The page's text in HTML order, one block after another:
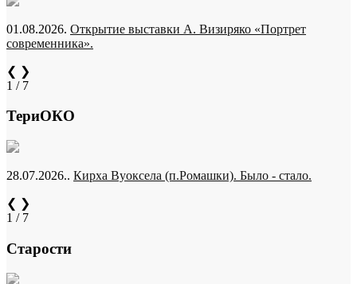
01.08.2026. Открытие выставки А. Визиряко «Портрет
современника».
❮ ❯
1 / 7
ТериОКО
28.07.2026.. Кирха Вуоксела (п.Ромашки). Было - стало.
❮ ❯
1 / 7
Старости